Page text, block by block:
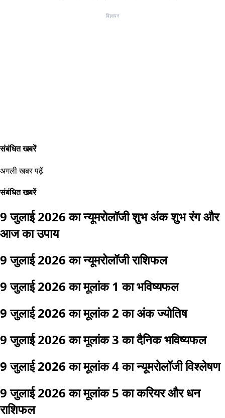
विज्ञापन
संबंधित खबरें
अगली खबर पढ़ें
संबंधित खबरें
9 जुलाई 2026 का न्यूमरोलॉजी शुभ अंक शुभ रंग और
आज का उपाय
9 जुलाई 2026 का न्यूमरोलॉजी राशिफल
9 जुलाई 2026 का मूलांक 1 का भविष्यफल
9 जुलाई 2026 का मूलांक 2 का अंक ज्योतिष
9 जुलाई 2026 का मूलांक 3 का दैनिक भविष्यफल
9 जुलाई 2026 का मूलांक 4 का न्यूमरोलॉजी विश्लेषण
9 जुलाई 2026 का मूलांक 5 का करियर और धन
राशिफल